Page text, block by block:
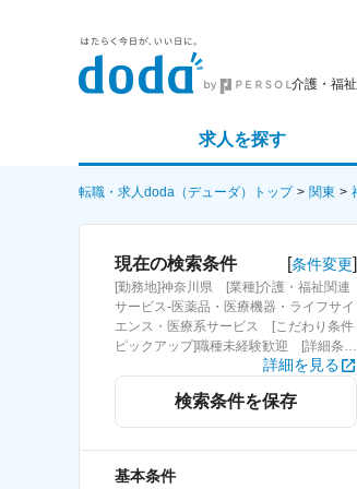
介護・福
求人を探す
詳細条件から探す
求人特集から探す
転職・求人doda（デューダ）トップ 関東
現在の検索条件 [条件変更]
[勤務地]神奈川県 [業種]介護・福祉関連
サービス-医薬品・医療機器・ライフサイ
エンス・医療系サービス [こだわり条件
ピックアップ]職種未経験歓迎 [詳細条
件](募集・採用情報)職種未経験歓迎
詳細を見る
検索条件を保存
基本条件